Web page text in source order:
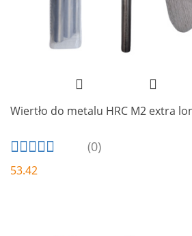
Wiertło do metalu HRC M2 extra
(0)
53.42